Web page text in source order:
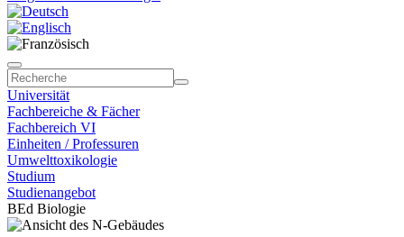
Universität
Fachbereiche & Fächer
Fachbereich VI
Einheiten / Professuren
Umwelttoxikologie
Studium
Studienangebot
BEd Biologie